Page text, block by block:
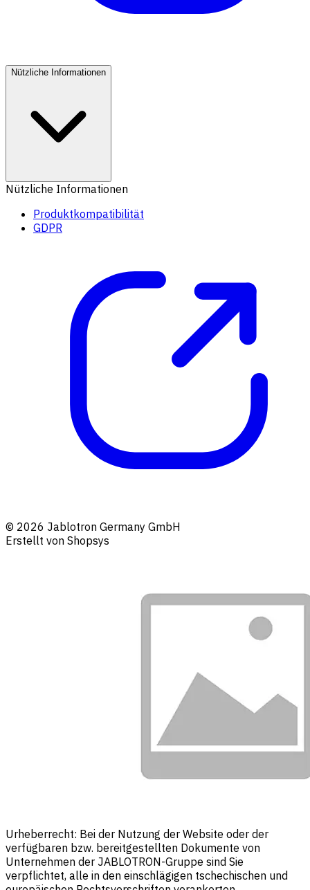
Nützliche Informationen
Nützliche Informationen
Produktkompatibilität
GDPR
© 2026 Jablotron Germany GmbH
Erstellt von Shopsys
Urheberrecht: Bei der Nutzung der Website oder der
verfügbaren bzw. bereitgestellten Dokumente von
Unternehmen der JABLOTRON-Gruppe sind Sie
verpflichtet, alle in den einschlägigen tschechischen und